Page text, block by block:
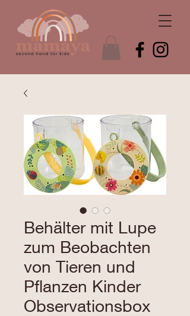
Behälter mit Lupe
zum Beobachten
von Tieren und
Pflanzen Kinder
Observationsbox